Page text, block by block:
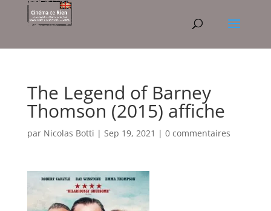
The Legend of Barney
Thomson (2015) affiche
par Nicolas Botti | Sep 19, 2021 | 0 commentaires